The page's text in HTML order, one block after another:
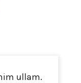
ullam.